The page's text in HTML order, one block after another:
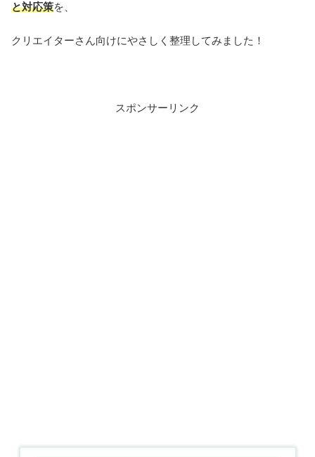
と対応策を、
クリエイターさん向けにやさしく整理してみました！
スポンサーリンク